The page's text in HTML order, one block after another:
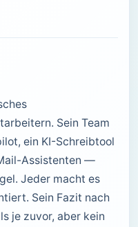
Sein Team
ein KI-Schreibtool
Assistenten —
Jeder macht es
Sein Fazit nach
je zuvor, aber kein